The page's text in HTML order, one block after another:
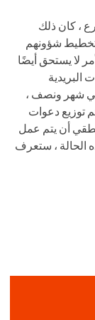
، كان ذلك
شؤونهم
لا يستحق أيضًا
البريدية
هي شهر ونصف ،
توزيع دعوات
أن يتم عمل
الحالة ، ستعرف